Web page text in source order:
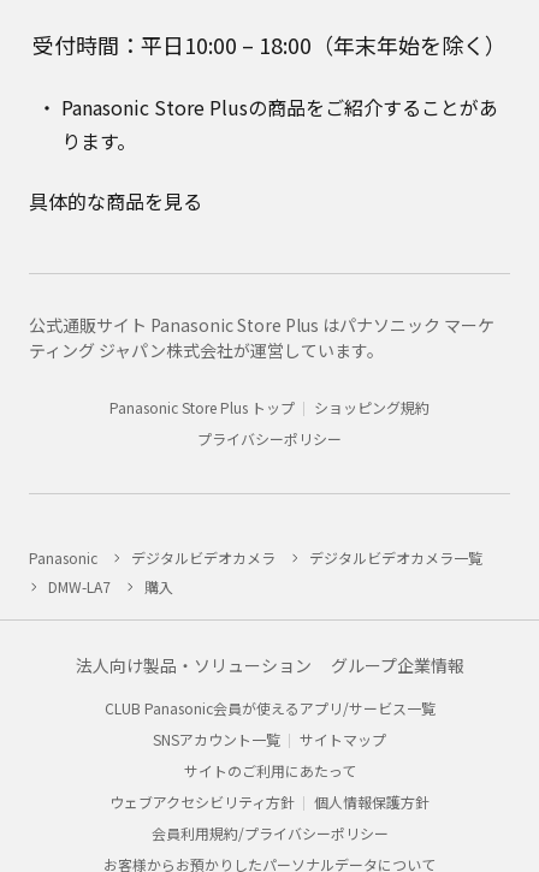
受付時間：平日10:00 – 18:00（年末年始を除く）
Panasonic Store Plusの商品をご紹介することがあ
ります。
具体的な商品を見る
公式通販サイト Panasonic Store Plus はパナソニック マーケ
ティング ジャパン株式会社が運営しています。
Panasonic Store Plus トップ
ショッピング規約
プライバシーポリシー
Panasonic デジタルビデオカメラ
デジタルビデオカメラ一覧
DMW-LA7
購入
法人向け製品・ソリューション グループ企業情報
CLUB Panasonic会員が使えるアプリ/サービス一覧
SNSアカウント一覧
サイトマップ
サイトのご利用にあたって
ウェブアクセシビリティ方針
個人情報保護方針
会員利用規約/プライバシーポリシー
お客様からお預かりしたパーソナルデータについて